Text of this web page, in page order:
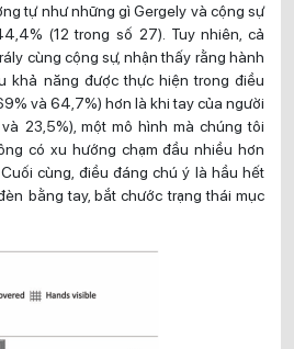
tự như những gì Gergely và cộng sự
(12 trong số 27). Tuy nhiên, cả
cùng cộng sự, nhận thấy rằng hành
khả năng được thực hiện trong điều
và 64,7%) hơn là khi tay của người
23,5%), một mô hình mà chúng tôi
có xu hướng chạm đầu nhiều hơn
cùng, điều đáng chú ý là hầu hết
bằng tay, bắt chước trạng thái mục